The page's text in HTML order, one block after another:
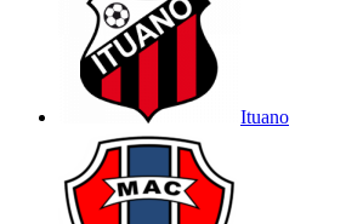
Ituano